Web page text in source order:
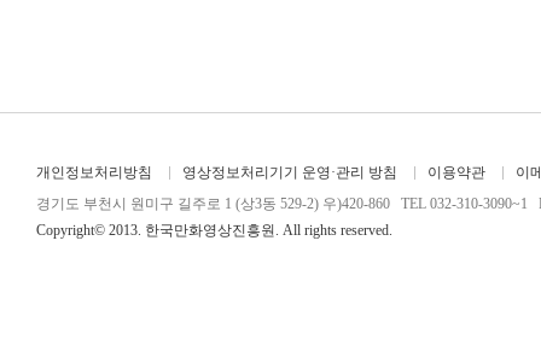
개인정보처리방침 영상정보처리기기 운영·관리 방침 이용약관
이
경기도 부천시 원미구 길주로 1 (상3동 529-2) 우)420-860 TEL 032-310-3090~1
Copyright© 2013. 한국만화영상진흥원. All rights reserved.